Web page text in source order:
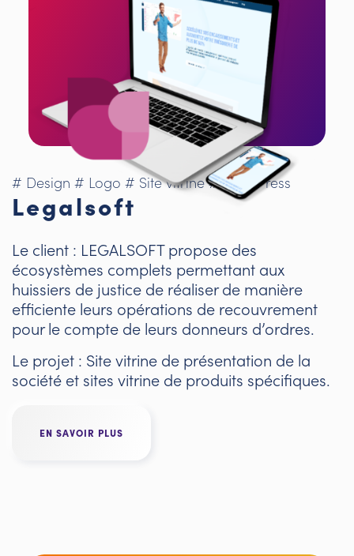
# Design # Logo # Site vitrine# WordPress
Legalsoft
Le client : LEGALSOFT propose des
écosystèmes complets permettant aux
huissiers de justice de réaliser de manière
efficiente leurs opérations de recouvrement
pour le compte de leurs donneurs d’ordres.
Le projet : Site vitrine de présentation de la
société et sites vitrine de produits spécifiques.
EN SAVOIR PLUS